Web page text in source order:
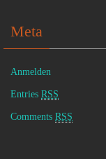
Meta
Anmelden
Entries RSS
Comments RSS